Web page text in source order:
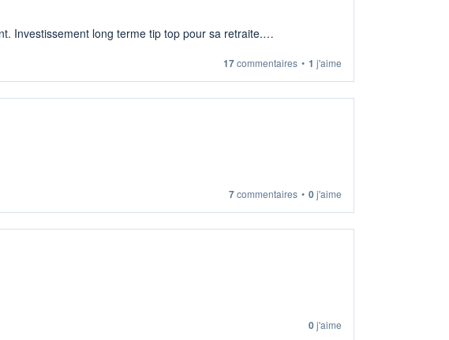
Investissement long terme tip top pour sa retraite.
17commentaires • 1 j'aime
7commentaires • 0j'aime
0j'aime